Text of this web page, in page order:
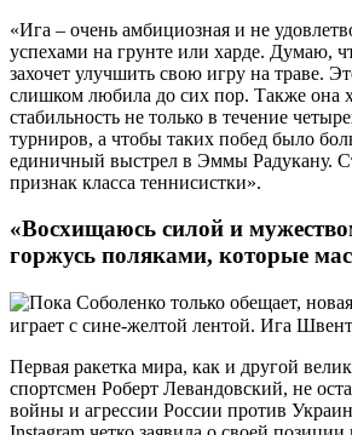
«Ига – очень амбициозная и не
успехами на грунте или харде. Думаю,
захочет улучшить свою игру на траве.
слишком любила до сих пор. Также она
стабильность не только в течение
турниров, а чтобы таких побед было
единичный выстрел в Эммы Радукану.
признак класса теннисистки».
«Восхищаюсь силой и
горжусь поляками, которые
Первая ракетка мира, как и другой
спортсмен Роберт Левандовский, не
войны и агрессии России против